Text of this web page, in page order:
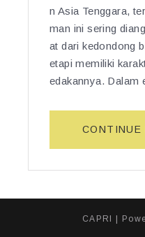
n Asia Tenggara,
man ini sering
at dari kedondong
etapi memiliki
edakannya. Dalam
CONTINUE
CAPRI |